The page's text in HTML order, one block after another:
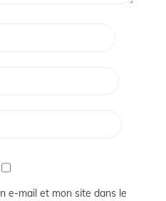
e-mail et mon site dans le